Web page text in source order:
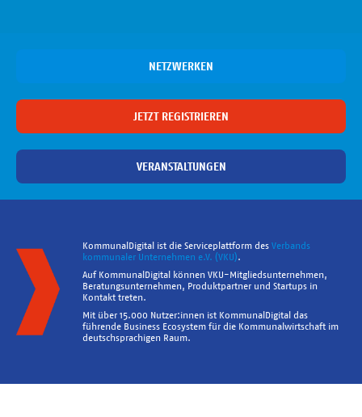
NETZWERKEN
JETZT REGISTRIEREN
VERANSTALTUNGEN
KommunalDigital ist die Serviceplattform des Verbands
kommunaler Unternehmen e.V. (VKU).
Auf KommunalDigital können VKU-Mitgliedsunternehmen,
Beratungsunternehmen, Produktpartner und Startups in
Kontakt treten.
Mit über 15.000 Nutzer:innen ist KommunalDigital das
führende Business Ecosystem für die Kommunalwirtschaft im
deutschsprachigen Raum.